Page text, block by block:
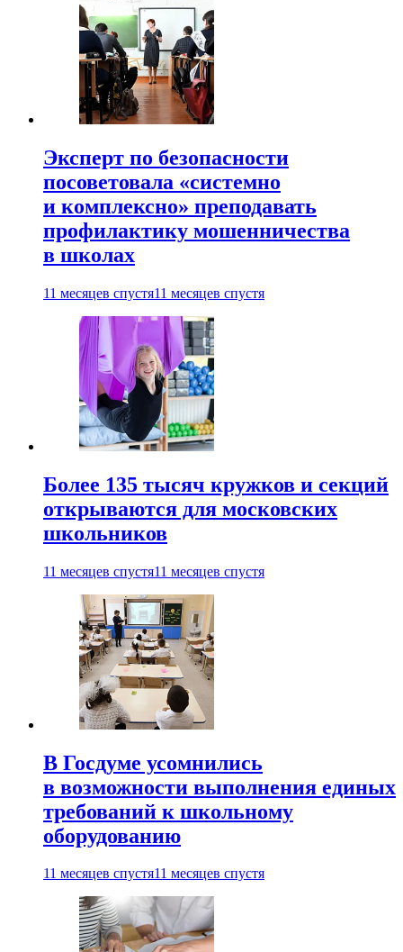
Эксперт по безопасности
посоветовала «системно
и комплексно» преподавать
профилактику мошенничества
в школах
11 месяцев спустя11 месяцев спустя
Более 135 тысяч кружков и секций
открываются для московских
школьников
11 месяцев спустя11 месяцев спустя
В Госдуме усомнились
в возможности выполнения единых
требований к школьному
оборудованию
11 месяцев спустя11 месяцев спустя